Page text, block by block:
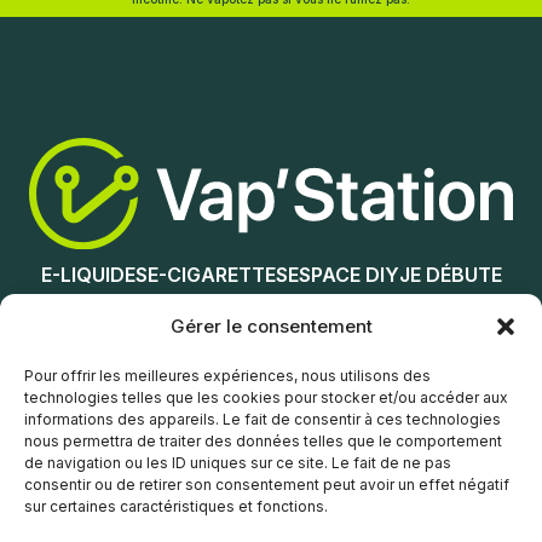
Gérer le consentement
Pour offrir les meilleures expériences, nous utilisons des
technologies telles que les cookies pour stocker et/ou accéder aux
informations des appareils. Le fait de consentir à ces technologies
nous permettra de traiter des données telles que le comportement
de navigation ou les ID uniques sur ce site. Le fait de ne pas
consentir ou de retirer son consentement peut avoir un effet négatif
sur certaines caractéristiques et fonctions.
E-LIQUIDESE-CIGARETTESESPACE DIYJE DÉBUTE
NOS MAGASINS
Service client